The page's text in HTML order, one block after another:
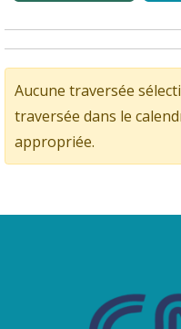
Aucune traversée
traversée dans le
appropriée.